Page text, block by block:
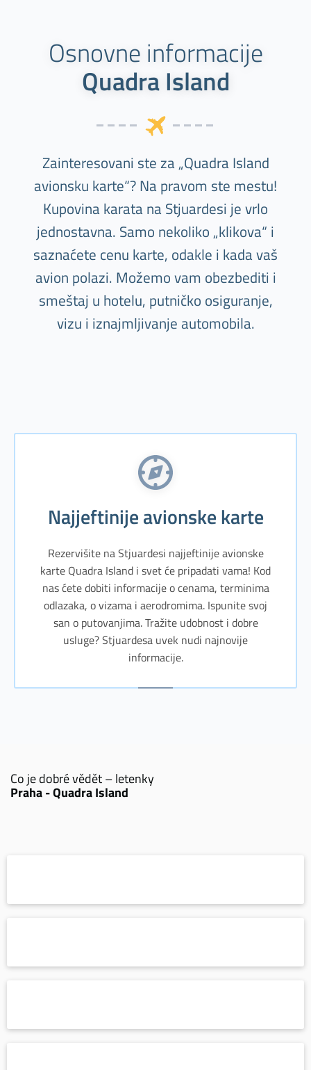
Osnovne informacije
Quadra Island
Zainteresovani ste za „Quadra Island
avionsku karte“? Na pravom ste mestu!
Kupovina karata na Stjuardesi je vrlo
jednostavna. Samo nekoliko „klikova“ i
saznaćete cenu karte, odakle i kada vaš
avion polazi. Možemo vam obezbediti i
smeštaj u hotelu, putničko osiguranje,
vizu i iznajmljivanje automobila.
Najjeftinije avionske karte
Rezervišite na Stjuardesi najjeftinije avionske
karte Quadra Island i svet će pripadati vama! Kod
nas ćete dobiti informacije o cenama, terminima
odlazaka, o vizama i aerodromima. Ispunite svoj
san o putovanjima. Tražite udobnost i dobre
usluge? Stjuardesa uvek nudi najnovije
informacije.
Co je dobré vědět – letenky
Praha - Quadra Island